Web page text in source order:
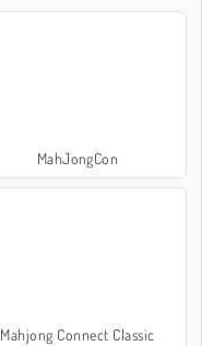
MahJongCon
Mahjong Connect Classic